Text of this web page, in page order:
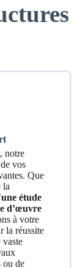
notre
vos
Que
la
une étude
d’œuvre
à votre
la réussite
vaste
ou de